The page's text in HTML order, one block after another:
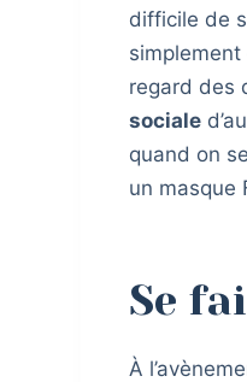
difficile de
simplement
regard des
sociale
quand on
un masque
Se
À